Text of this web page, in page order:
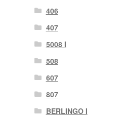
406
407
5008 I
508
607
807
BERLINGO I